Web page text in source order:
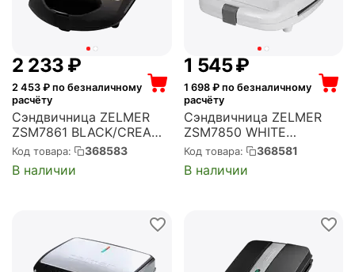
2 233 ₽
2 453 ₽ по безналичному
расчёту
Сэндвичница ZELMER
ZSM7861 BLACK/CREAM
(71304728P)
Код товара: 368583
В наличии
1 545₽
1 698₽ по безналичному
расчёту
Сэндвичница ZELMER
ZSM7850 WHITE
(71404562P)
Код товара: 368581
В наличии